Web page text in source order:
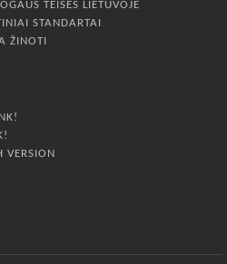
TEISĖS LIETUVOJE
STANDARTAI
ŽINOTI
VERSION